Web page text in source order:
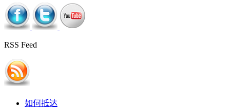
RSS Feed
如何抵达